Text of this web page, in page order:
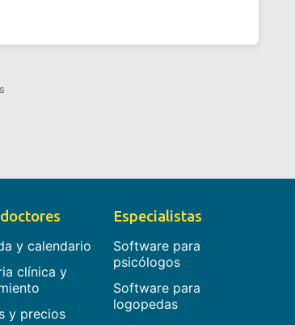
y calendario
clínica y
y precios
Especialistas
Software para
psicólogos
Software para
logopedas